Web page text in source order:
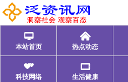
󰂑
本站首页
󰄫
热点动态
󰁩
科技网络
󰁰
生活健康